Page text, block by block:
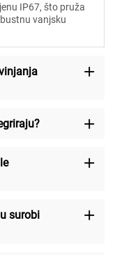
IP67, što pruža
vanjsku
surobi